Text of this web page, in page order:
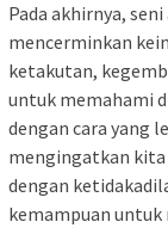
Pada akhirnya,
mencerminkan
ketakutan,
untuk memahami
dengan cara yang
mengingatkan kita
dengan
kemampuan untuk